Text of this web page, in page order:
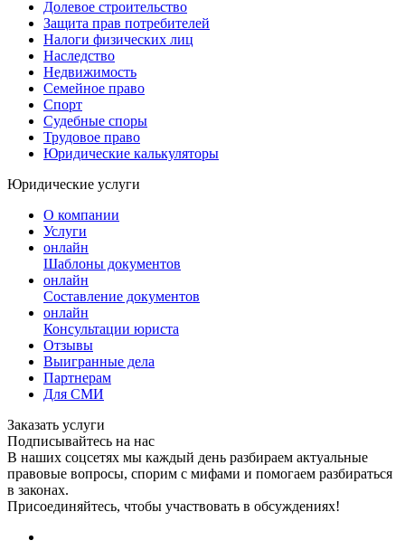
Долевое строительство
Защита прав потребителей
Налоги физических лиц
Наследство
Недвижимость
Семейное право
Спорт
Судебные споры
Трудовое право
Юридические калькуляторы
Юридические услуги
О компании
Услуги
онлайн
Шаблоны документов
онлайн
Составление документов
онлайн
Консультации юриста
Отзывы
Выигранные дела
Партнерам
Для СМИ
Заказать услуги
Подписывайтесь на нас
В наших соцсетях мы каждый день разбираем актуальные
правовые вопросы, спорим с мифами и помогаем разбираться
в законах.
Присоединяйтесь, чтобы участвовать в обсуждениях!